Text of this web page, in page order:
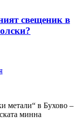
свещеник в
метали“ в Бухово –
минна